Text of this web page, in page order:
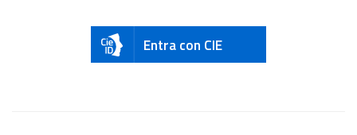
Entra con CIE